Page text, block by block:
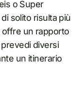
o Super
solito risulta più
offre un rapporto
diversi
un itinerario